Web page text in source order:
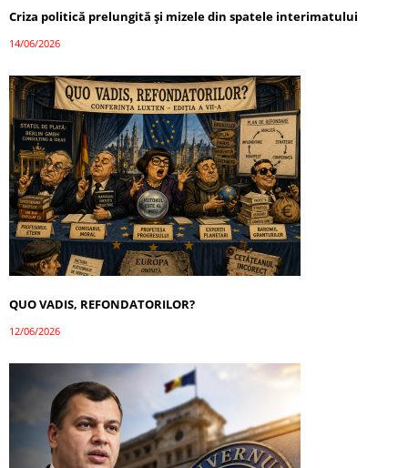
Criza politică prelungită și mizele din spatele interimatului
14/06/2026
QUO VADIS, REFONDATORILOR?
12/06/2026